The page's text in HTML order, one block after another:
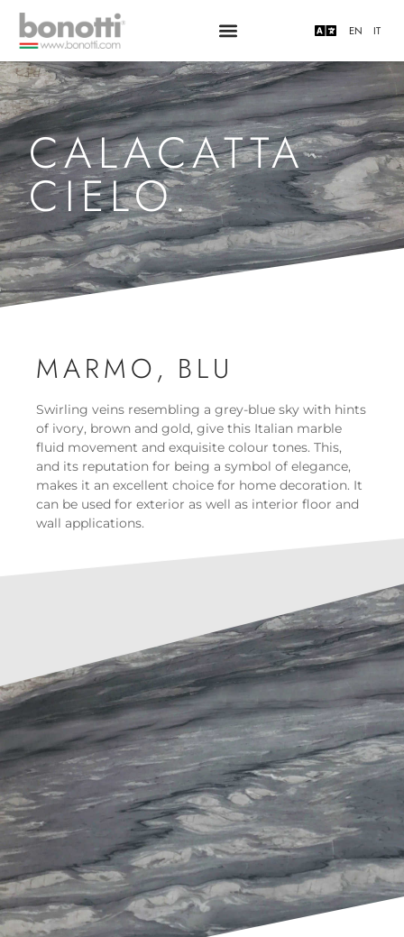
EN IT
CALACATTA
CIELO.
MARMO, BLU
Swirling veins resembling a grey-blue sky with hints
of ivory, brown and gold, give this Italian marble
fluid movement and exquisite colour tones. This,
and its reputation for being a symbol of elegance,
makes it an excellent choice for home decoration. It
can be used for exterior as well as interior floor and
wall applications.